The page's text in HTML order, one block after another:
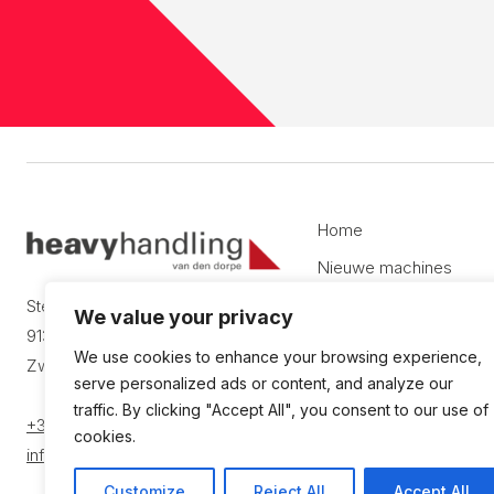
We value your privacy
We use cookies to enhance your browsing experience,
serve personalized ads or content, and analyze our
traffic. By clicking "Accept All", you consent to our use of
cookies.
Steenlandlaan - Haven 1112
9130 Beveren - Kruibeke -
Zwijndrecht
+32 (3) 210 00 40
info@heavyhandling.be
Home
Nieuwe machines
Diensten
Jobs